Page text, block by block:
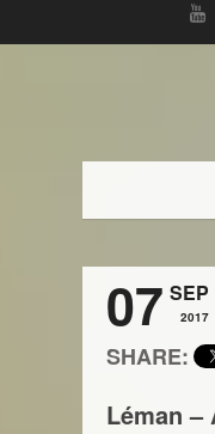
07 SEP
2017
SHARE:
Léman –